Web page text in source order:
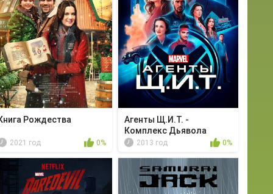
Рождества
2021 год 0%
Агенты Щ.И.Т. -
Комплекс Дьявола
2013 год 0%